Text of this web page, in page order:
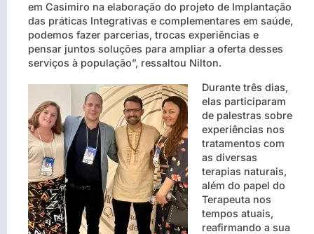
em Casimiro na elaboração do projeto de Implantação
das práticas Integrativas e complementares em saúde,
podemos fazer parcerias, trocas experiências e
pensar juntos soluções para ampliar a oferta desses
serviços à população”, ressaltou Nilton.
Durante três dias,
elas participaram
de palestras sobre
experiências nos
tratamentos com
as diversas
terapias naturais,
além do papel do
Terapeuta nos
tempos atuais,
reafirmando a sua